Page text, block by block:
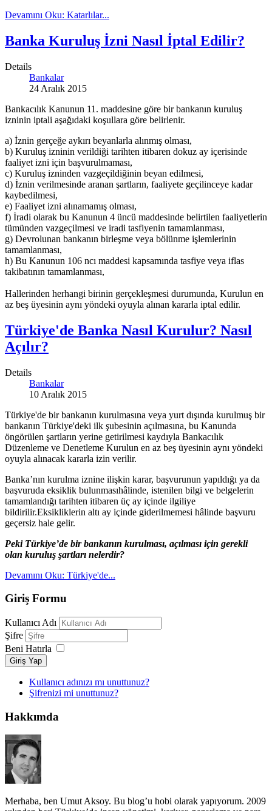
Devamını Oku: Katarlılar...
Banka Kuruluş İzni Nasıl İptal Edilir?
Details
Bankalar
24 Aralık 2015
Bankacılık Kanunun 11. maddesine göre bir bankanın kuruluş
izninin iptali aşağıdaki koşullara göre belirlenir.
a) İznin gerçeğe aykırı beyanlarla alınmış olması,
b) Kuruluş izninin verildiği tarihten itibaren dokuz ay içerisinde
faaliyet izni için başvurulmaması,
c) Kuruluş izninden vazgeçildiğinin beyan edilmesi,
d) İznin verilmesinde aranan şartların, faaliyete geçilinceye kadar
kaybedilmesi,
e) Faaliyet izni alınamamış olması,
f) İradi olarak bu Kanunun 4 üncü maddesinde belirtilen faaliyetlerin
tümünden vazgeçilmesi ve iradi tasfiyenin tamamlanması,
g) Devrolunan bankanın birleşme veya bölünme işlemlerinin
tamamlanması,
h) Bu Kanunun 106 ncı maddesi kapsamında tasfiye veya iflas
takibatının tamamlanması,
Hallerinden herhangi birinin gerçekleşmesi durumunda, Kurulun en
az beş üyesinin aynı yöndeki oyuyla alınan kararla iptal edilir.
Türkiye'de Banka Nasıl Kurulur? Nasıl
Açılır?
Details
Bankalar
10 Aralık 2015
Türkiye'de bir bankanın kurulmasına veya yurt dışında kurulmuş bir
bankanın Türkiye'deki ilk şubesinin açılmasına, bu Kanunda
öngörülen şartların yerine getirilmesi kaydıyla Bankacılık
Düzenleme ve Denetleme Kurulun en az beş üyesinin aynı yöndeki
oyuyla alınacak kararla izin verilir.
Banka’nın kurulma iznine ilişkin karar, başvurunun yapıldığı ya da
başvuruda eksiklik bulunmasıhâlinde, istenilen bilgi ve belgelerin
tamamlandığı tarihten itibaren üç ay içinde ilgiliye
bildirilir.Eksikliklerin altı ay içinde giderilmemesi hâlinde başvuru
geçersiz hale gelir.
Peki Türkiye’de bir bankanın kurulması, açılması için gerekli
olan kuruluş şartları nelerdir?
Devamını Oku: Türkiye'de...
Giriş Formu
Kullanıcı Adı
Şifre
Beni Hatırla
Giriş Yap
Kullanıcı adınızı mı unuttunuz?
Şifrenizi mi unuttunuz?
Hakkımda
Merhaba, ben Umut Aksoy. Bu blog’u hobi olarak yapıyorum. 2009